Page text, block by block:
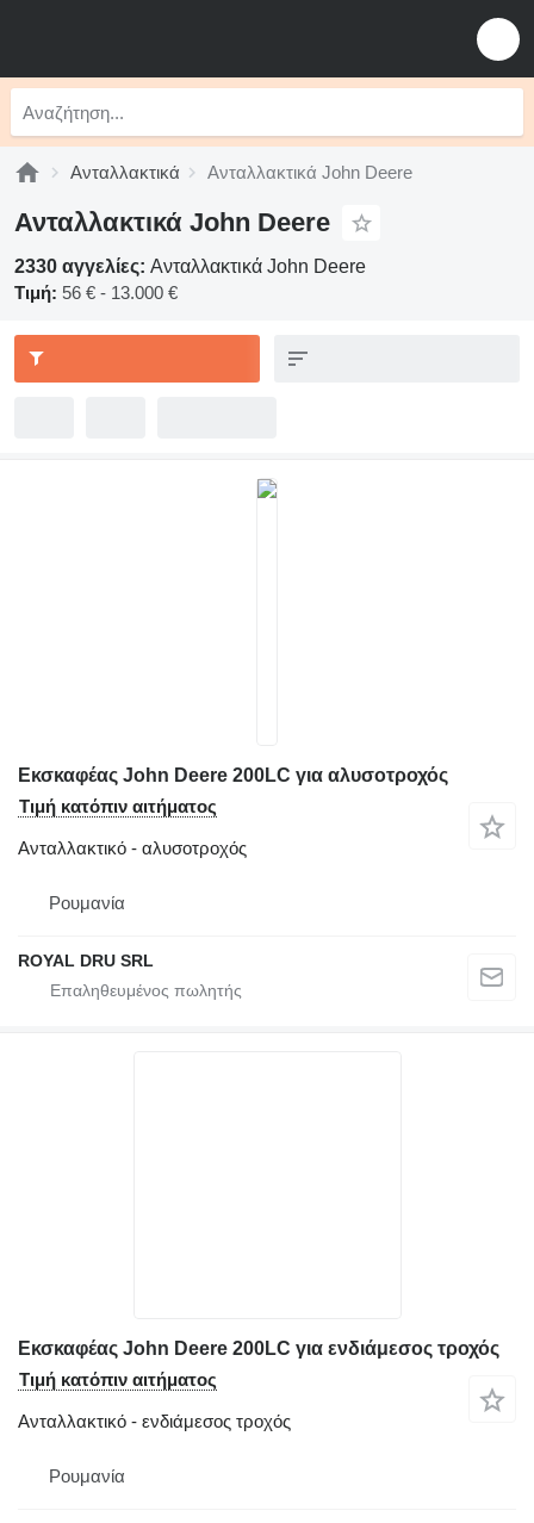
Ανταλλακτικά Ανταλλακτικά John Deere
Ανταλλακτικά John Deere
2330 αγγελίες: Ανταλλακτικά John Deere
Τιμή: 56 € - 13.000 €
Εκσκαφέας John Deere 200LC για αλυσοτροχός
Τιμή κατόπιν αιτήματος
Ανταλλακτικό - αλυσοτροχός
Ρουμανία
ROYAL DRU SRL
Εκσκαφέας John Deere 200LC για ενδιάμεσος τροχός
Τιμή κατόπιν αιτήματος
Ανταλλακτικό - ενδιάμεσος τροχός
Ρουμανία